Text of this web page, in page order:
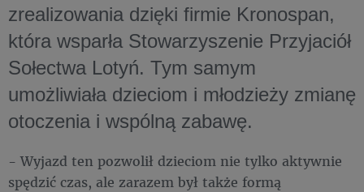
zrealizowania dzięki firmie Kronospan,
która wsparła Stowarzyszenie Przyjaciół
Sołectwa Lotyń. Tym samym
umożliwiała dzieciom i młodzieży zmianę
otoczenia i wspólną zabawę.
- Wyjazd ten pozwolił dzieciom nie tylko aktywnie
spędzić czas, ale zarazem był także formą